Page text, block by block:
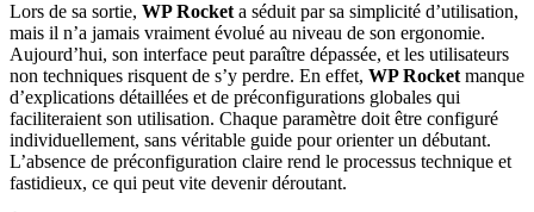
Lors de sa sortie, WP Rocket a séduit par sa simplicité d’utilisation,
mais il n’a jamais vraiment évolué au niveau de son ergonomie.
Aujourd’hui, son interface peut paraître dépassée, et les utilisateurs
non techniques risquent de s’y perdre. En effet, WP Rocket manque
d’explications détaillées et de préconfigurations globales qui
faciliteraient son utilisation. Chaque paramètre doit être configuré
individuellement, sans véritable guide pour orienter un débutant.
L’absence de préconfiguration claire rend le processus technique et
fastidieux, ce qui peut vite devenir déroutant.